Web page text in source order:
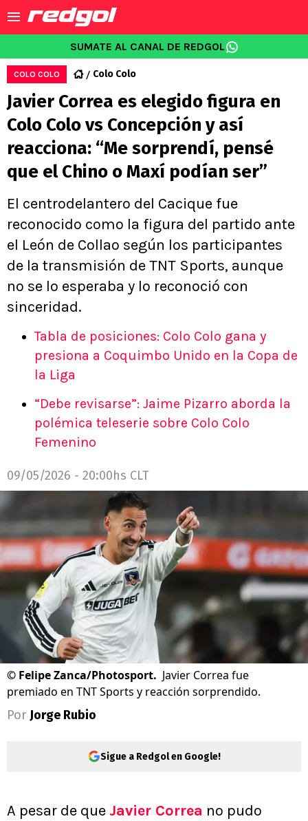
SUMATE AL CANAL DE REDGOL
COLO COLO Colo Colo
Javier Correa es elegido figura en
Colo Colo vs Concepción y así
reacciona: “Me sorprendí, pensé
que el Chino o Maxí podían ser”
El centrodelantero del Cacique fue
reconocido como la figura del partido ante
el León de Collao según los participantes
de la transmisión de TNT Sports, aunque
no se lo esperaba y lo reconoció con
sinceridad.
Tabla de posiciones: Colo Colo gana y
presiona a Coquimbo Unido en la Copa de
la Liga
“Debe revisarse”: Jaime Pizarro aborda la
polémica teleserie sobre Colo Colo
Femenino
09/05/2026 - 20:00hs CLT
© Felipe Zanca/Photosport. Javier Correa fue
premiado en TNT Sports y reacción sorprendido.
Por Jorge Rubio
Sigue a Redgol en Google!
A pesar de que Javier Correa no pudo